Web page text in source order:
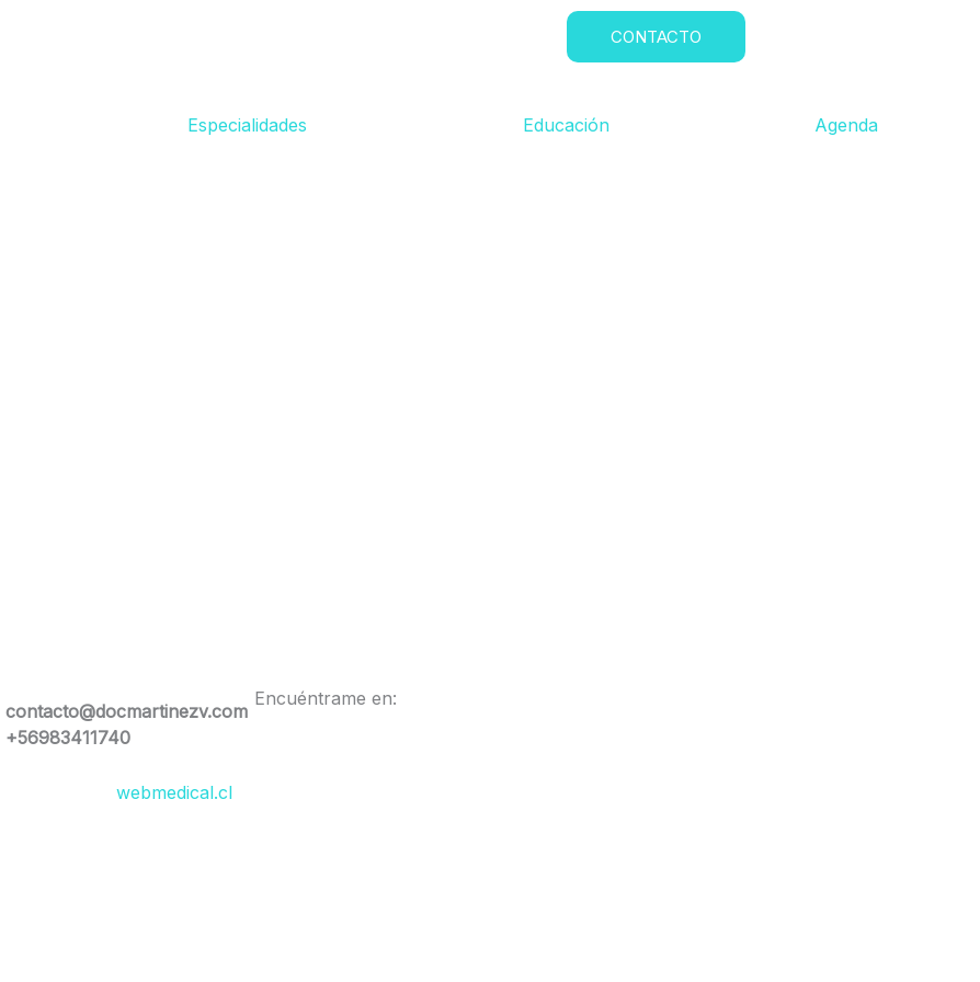
CONTACTO
Especialidades Educación Agenda
contacto@docmartinezv.com
+56983411740
webmedical.cl
Encuéntrame en: